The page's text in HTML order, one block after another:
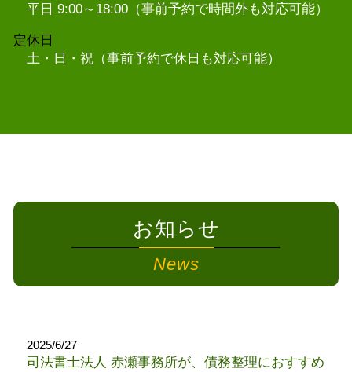
平日 9:00～18:00（事前予約で時間外も対応可能）
定休日
土・日・祝（事前予約で休日も対応可能）
お知らせ
News
2025/6/27
司法書士法人 赤瀬事務所が、債務整理におすすめ